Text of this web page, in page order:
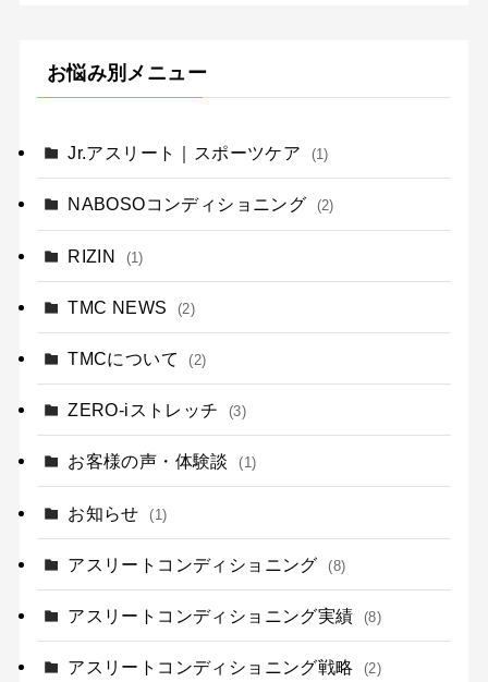
お悩み別メニュー
Jr.アスリート｜スポーツケア (1)
NABOSOコンディショニング (2)
RIZIN (1)
TMC NEWS (2)
TMCについて (2)
ZERO-iストレッチ (3)
お客様の声・体験談 (1)
お知らせ (1)
アスリートコンディショニング (8)
アスリートコンディショニング実績 (8)
アスリートコンディショニング戦略 (2)